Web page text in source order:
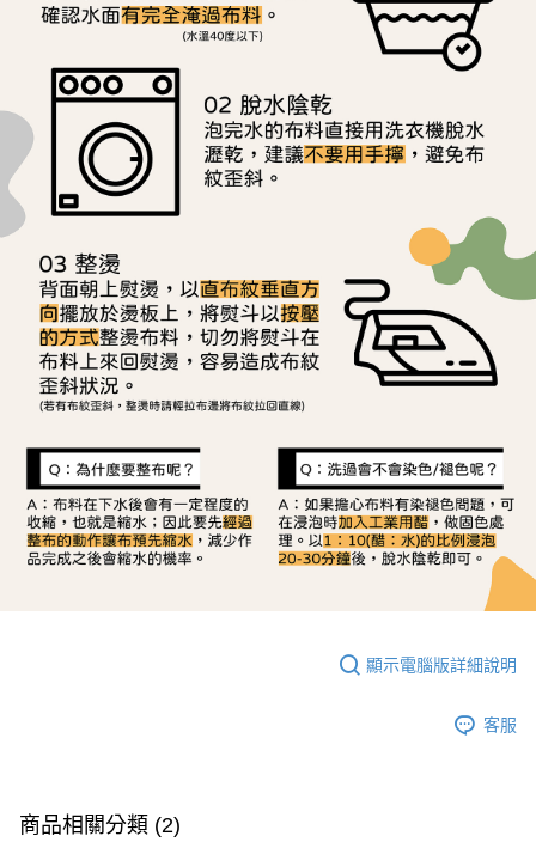
２．關於個人資料處理事宜，請瀏覽以下網址：
https://aftee.tw/terms/#terms3
３．未成年的使用者請事先徵得法定代理人或監護人之同意方可使用
「AFTEE先享後付」，若未經同意申辦者引起之損失，本公司不負相關責
任。
４．使用「AFTEE先享後付」時，將依據個別帳號之用戶狀況，依本公司即
時審查核予不同之上限額度；若仍有額度不足之情形，本公司將視審查結果
請求用戶進行身份認證。
５．嚴禁一人註冊多個帳號或使用他人資訊註冊。若發現惡意使用之情形，
恩沛科技股份有限公司將有權停止該用戶之使用額度並採取法律行動。
顯示電腦版詳細說明
客服
商品相關分類 (2)